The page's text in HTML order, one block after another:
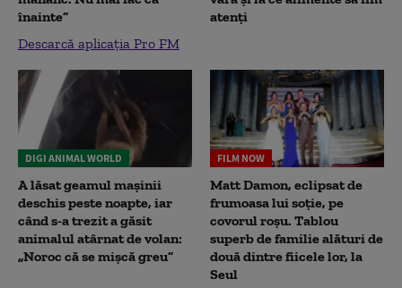
înainte”
Descarcă aplicația Pro FM
atenți
DIGI ANIMAL WORLD
A lăsat geamul mașinii
deschis peste noapte, iar
când s-a trezit a găsit
animalul atârnat de volan:
„Noroc că se mișcă greu”
FILM NOW
Matt Damon, eclipsat de
frumoasa lui soție, pe
covorul roșu. Tablou
superb de familie alături de
două dintre fiicele lor, la
Seul